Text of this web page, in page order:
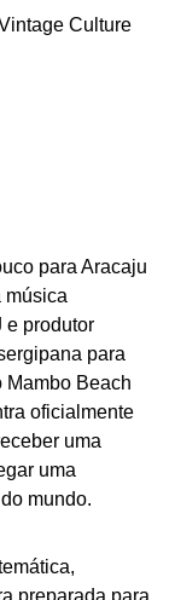
para Aracaju
música
e produtor
para
Mambo Beach
oficialmente
uma
uma
mundo.
preparada para